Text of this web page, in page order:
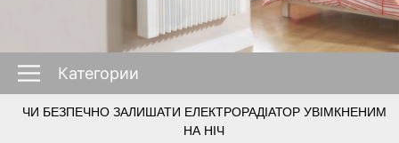
Категории
ЧИ БЕЗПЕЧНО ЗАЛИШАТИ ЕЛЕКТРОРАДІАТОР УВІМКНЕНИМ
НА НІЧ